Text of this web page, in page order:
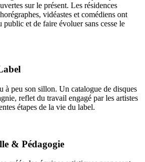
sur le présent. Les résidences
vidéastes et comédiens ont
et de faire évoluer sans cesse le
à peu son sillon. Un catalogue de disques
reflet du travail engagé par les artistes
étapes de la vie du label.
& Pédagogie